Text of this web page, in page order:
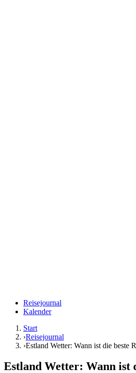
Reisejournal
Kalender
Start
›Reisejournal
›Estland Wetter: Wann ist die beste
Estland Wetter: Wann ist